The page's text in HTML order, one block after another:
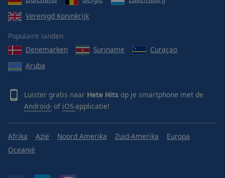
Verenigd Koninkrijk
Populaire landen
Denemarken
Suriname
Curaçao
Aruba
Luister gratis naar Hete Hits op je smartphone met de
Android- of iOS-applicatie!
Afrika Azië Noord Amerika Zuid-Amerika
Europa
Oceanië